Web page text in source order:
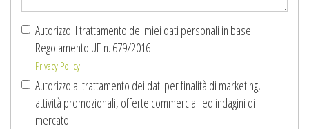
Autorizzo il trattamento dei miei dati personali in base
Regolamento UE n. 679/2016
Privacy Policy
Autorizzo al trattamento dei dati per finalità di marketing,
attività promozionali, offerte commerciali ed indagini di
mercato.